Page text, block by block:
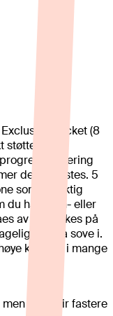
Pocket (8
og
fjæring
den belastes. 5
som gir riktig
du har søvn- eller
av og vaskes på
seng å sove i.
komfort i mange
som blir fastere